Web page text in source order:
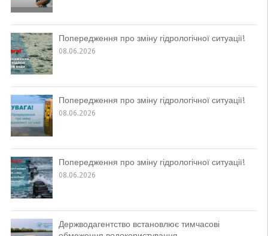
Попередження про зміну гідрологічної ситуації!
08.06.2026
Попередження про зміну гідрологічної ситуації!
08.06.2026
Попередження про зміну гідрологічної ситуації!
08.06.2026
Держводагентство встановлює тимчасові